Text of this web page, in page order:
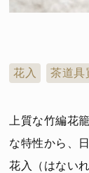
花入 茶道具
上質な竹編花
な特性から、
花入（はない